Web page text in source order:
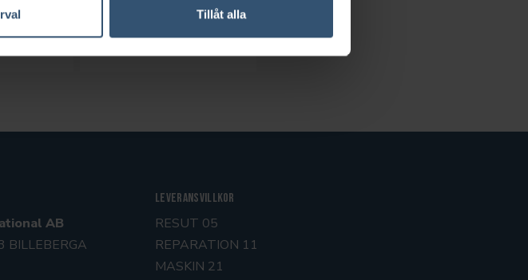
Tillåt alla
AB
BILLEBERGA
Leveransvillkor
RESUT 05
REPARATION 11
MASKIN 21